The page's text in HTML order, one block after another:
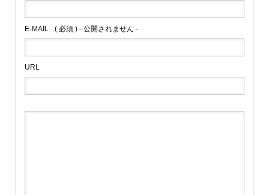
E-MAIL ( 必須 ) - 公開されません -
URL